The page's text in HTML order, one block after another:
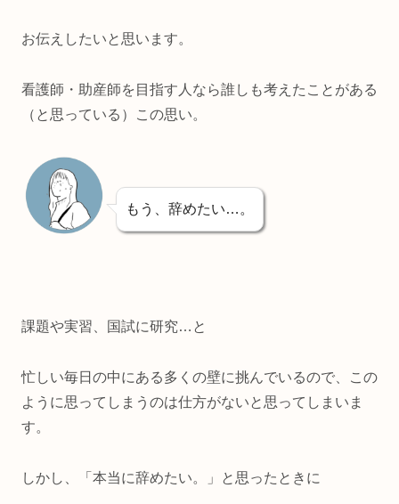
お伝えしたいと思います。
看護師・助産師を目指す人なら誰しも考えたことがある
（と思っている）この思い。
もう、辞めたい… 。
課題や実習、国試に研究…と
忙しい毎日の中にある多くの壁に挑んでいるので、この
ように思ってしまうのは仕方がないと思ってしまいま
す。
しかし、「本当に辞めたい。」と思ったときに